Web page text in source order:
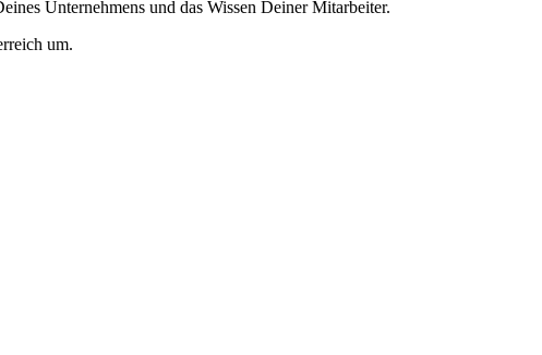
Unternehmens und das Wissen Deiner Mitarbeiter.
um.